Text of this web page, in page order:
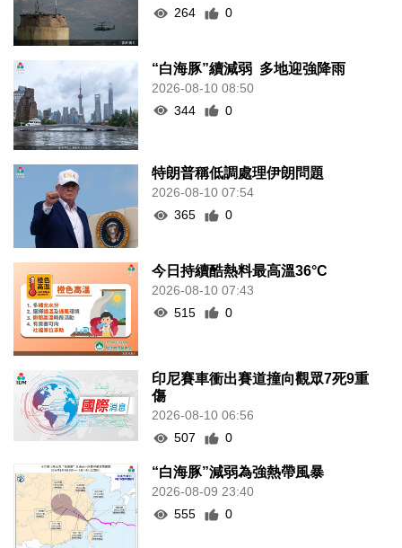
264
0
“白海豚”續減弱 多地迎強降雨
2026-08-10 08:50
344
0
特朗普稱低調處理伊朗問題
2026-08-10 07:54
365
0
今日持續酷熱料最高溫36°C
2026-08-10 07:43
515
0
印尼賽車衝出賽道撞向觀眾7死9重
傷
2026-08-10 06:56
507
0
“白海豚”減弱為強熱帶風暴
2026-08-09 23:40
555
0